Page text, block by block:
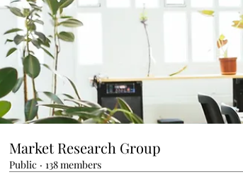
Market Research Group
Public · 138 members